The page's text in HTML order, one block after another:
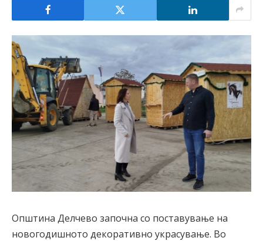
Општина Делчево започна со поставување на
новогодишното декоративно украсување. Во